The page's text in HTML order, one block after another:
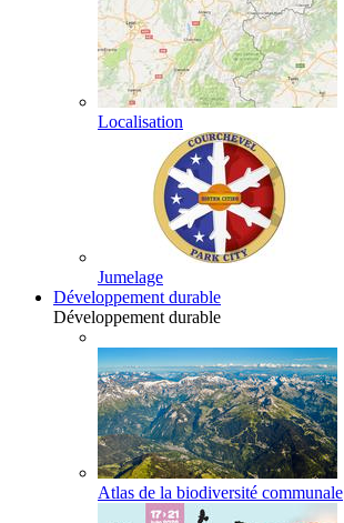
Localisation
Jumelage
Développement durable
Développement durable
Atlas de la biodiversité communale